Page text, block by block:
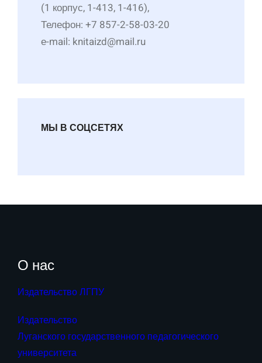
(1 корпус, 1-413, 1-416),
Телефон: +7 857-2-58-03-20
е-mail: knitaizd@mail.ru
МЫ В СОЦСЕТЯХ
О нас
Издательство ЛГПУ
Издательство
Луганского государственного педагогического
университета